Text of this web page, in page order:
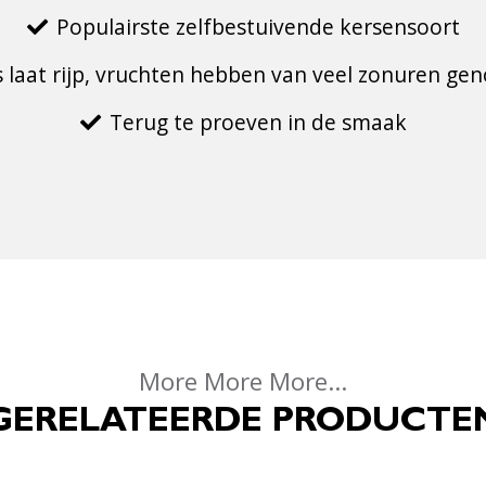
Populairste zelfbestuivende kersensoort
laat rijp, vruchten hebben van veel zonuren
Terug te proeven in de smaak
More More More...